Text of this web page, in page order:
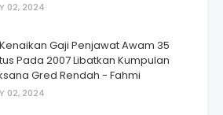
02, 2024
Gaji Penjawat Awam 35
Pada 2007 Libatkan Kumpulan
Gred Rendah - Fahmi
02, 2024